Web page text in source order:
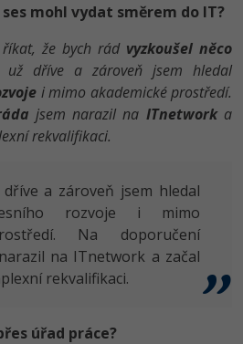
mohl vydat směrem do IT?
že bych rád vyzkoušel něco
dříve a zároveň jsem hledal
i mimo akademické prostředí.
jsem narazil na ITnetworka
rekvalifikaci.
a zároveň jsem hledal
rozvoje i mimo
Na doporučení
na ITnetwork a začal
rekvalifikaci.
úřad práce?